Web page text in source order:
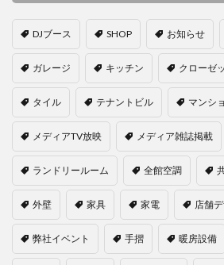
DJブース SHOP お知らせ
ガレージ キッチン クローゼ
タイル テナントビル マンシ
メディアTV放映 メディア雑誌掲載
ランドリールーム 全館空調
外壁 家具 家電 店舗
弊社イベント 手摺 暖房設備